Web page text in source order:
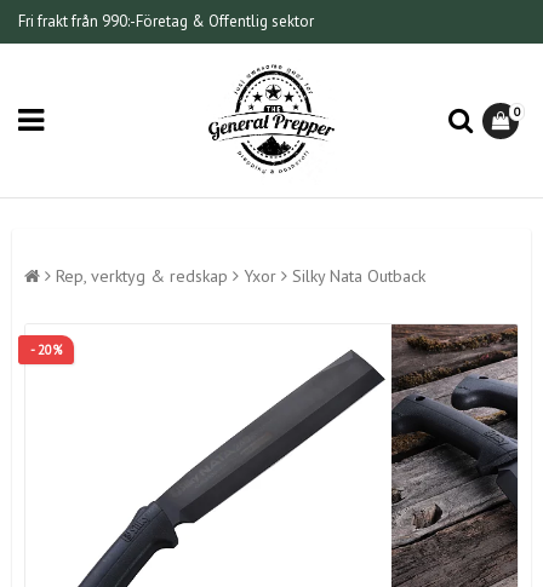
Fri frakt från 990:-Företag & Offentlig sektor
0
Rep, verktyg & redskap Yxor Silky Nata Outback
- 20%